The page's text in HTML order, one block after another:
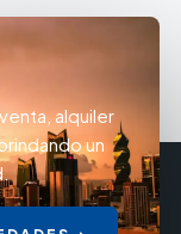
alquiler
un